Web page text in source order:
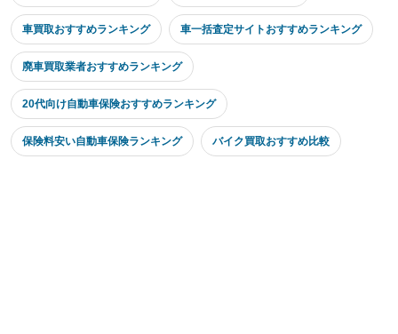
車買取おすすめランキング 車一括査定サイトおすすめランキング
廃車買取業者おすすめランキング
20代向け自動車保険おすすめランキング
保険料安い自動車保険ランキング バイク買取おすすめ比較